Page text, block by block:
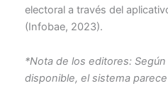
electoral a través del
(Infobae, 2023).
*Nota de los editores:
disponible, el sistema